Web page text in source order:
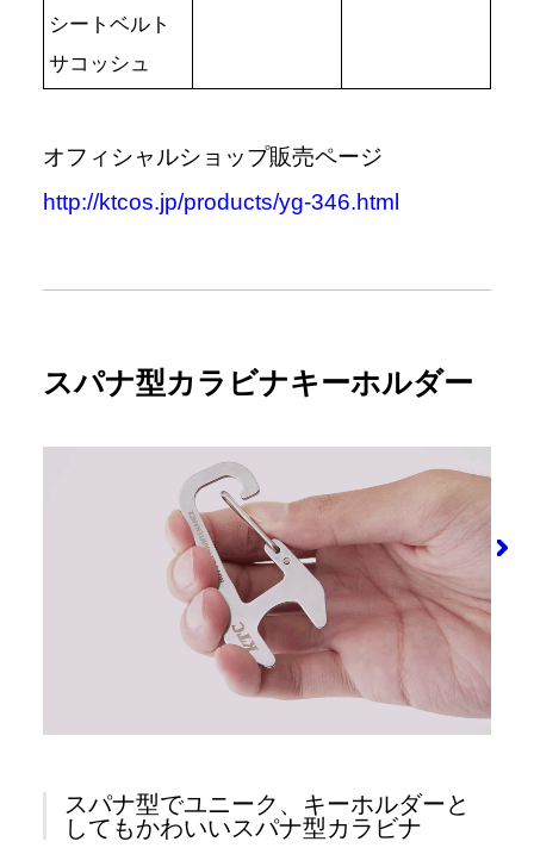
シートベルト
サコッシュ
オフィシャルショップ販売ページ
http://ktcos.jp/products/yg-346.html
スパナ型カラビナキーホルダー
スパナ型でユニーク、キーホルダーと
してもかわいいスパナ型カラビナ